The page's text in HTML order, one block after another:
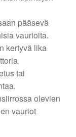
pääsevä
vaurioita.
kertyvä lika
tai
olevien
vauriot